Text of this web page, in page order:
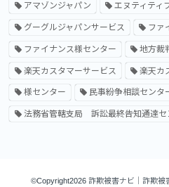
アマゾンジャパン エヌティティ
グーグルジャパンサービス ファ
ファイナンス様センター 地方裁
楽天カスタマーサービス 楽天カ
様センター 民事紛争相談センタ
法務省管轄支局 訴訟最終告知通達セ
©Copyright2026 詐欺被害ナビ｜詐欺被